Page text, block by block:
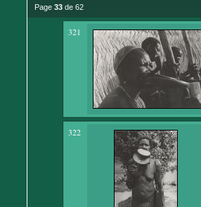
Page 33 de 62
321
322